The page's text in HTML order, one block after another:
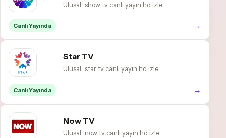
Ulusal · show tv canlı yayın hd izle
Canlı Yayında →
Star TV
Ulusal · star tv canlı yayın hd izle
Canlı Yayında →
Now TV
Ulusal · now tv canlı yayın hd izle